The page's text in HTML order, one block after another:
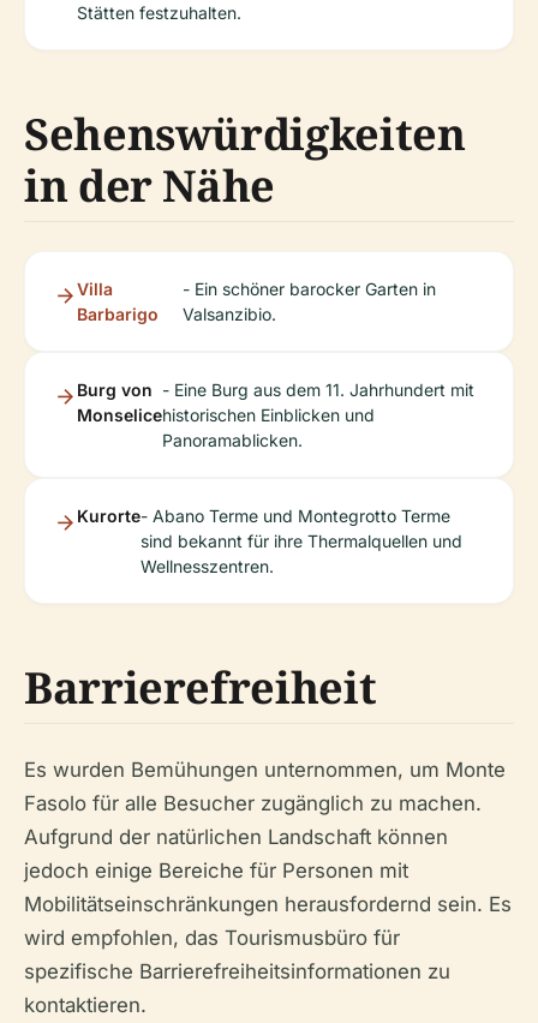
Stätten festzuhalten.
Sehenswürdigkeiten
in der Nähe
Villa
Barbarigo
- Ein schöner barocker Garten in
Valsanzibio.
Burg von
Monselice
- Eine Burg aus dem 11. Jahrhundert mit
historischen Einblicken und
Panoramablicken.
Kurorte- Abano Terme und Montegrotto Terme
sind bekannt für ihre Thermalquellen und
Wellnesszentren.
Barrierefreiheit
Es wurden Bemühungen unternommen, um Monte
Fasolo für alle Besucher zugänglich zu machen.
Aufgrund der natürlichen Landschaft können
jedoch einige Bereiche für Personen mit
Mobilitätseinschränkungen herausfordernd sein. Es
wird empfohlen, das Tourismusbüro für
spezifische Barrierefreiheitsinformationen zu
kontaktieren.